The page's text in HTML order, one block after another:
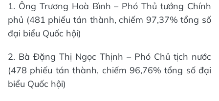
1. Ông Trương Hoà Bình – Phó Thủ tướng Chính
phủ (481 phiếu tán thành, chiếm 97,37% tổng số
đại biểu Quốc hội)
2. Bà Đặng Thị Ngọc Thịnh – Phó Chủ tịch nước
(478 phiếu tán thành, chiếm 96,76% tổng số đại
biểu Quốc hội)